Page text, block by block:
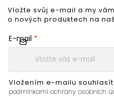
Vložte svůj e-mail a my
o nových produktech na
E-mail
Vložením e-mailu
podmínkami ochrany osobních